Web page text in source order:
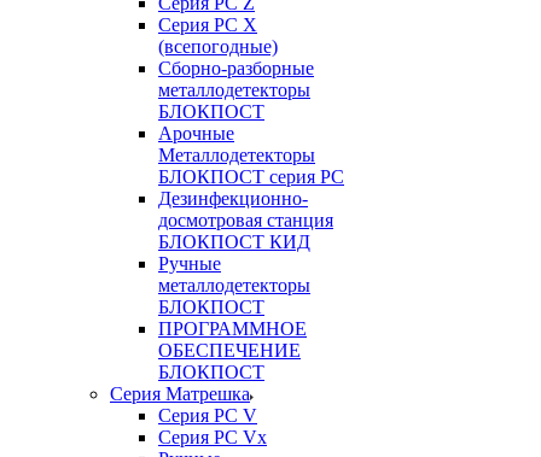
Серия РС X
(всепогодные)
Сборно-разборные
металлодетекторы
БЛОКПОСТ
Арочные
Металлодетекторы
БЛОКПОСТ серия РС
Дезинфекционно-
досмотровая станция
БЛОКПОСТ КИД
Ручные
металлодетекторы
БЛОКПОСТ
ПРОГРАММНОЕ
ОБЕСПЕЧЕНИЕ
БЛОКПОСТ
Серия Матрешка
Серия PC V
Серия PC Vx